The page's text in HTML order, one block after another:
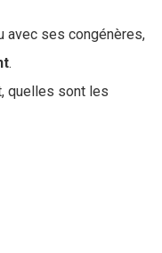
avec ses congénères,
.
quelles sont les